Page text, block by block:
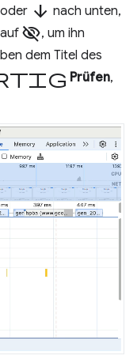
arrow_downward nach unten,
visibility_off, um ihn
dem Titel des
Prüfen,